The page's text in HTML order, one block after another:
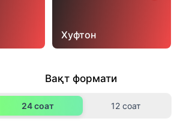
Хуфтон
Вақт формати
24 соат 12 соат